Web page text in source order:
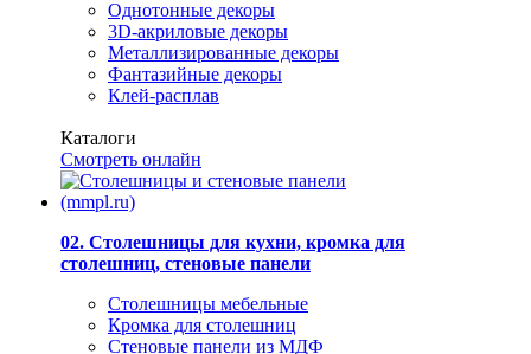
Однотонные декоры
3D-акриловые декоры
Металлизированные декоры
Фантазийные декоры
Клей-расплав
Каталоги
Смотреть онлайн
02. Столешницы для кухни, кромка для
столешниц, стеновые панели
Столешницы мебельные
Кромка для столешниц
Стеновые панели из МДФ